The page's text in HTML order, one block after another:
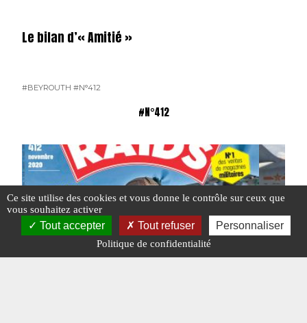
Le bilan d’« Amitié »
#BEYROUTH #N°412
#N°412
Ce site utilise des cookies et vous donne le contrôle sur ceux que
vous souhaitez activer
Tout accepter Tout refuser Personnaliser
Politique de confidentialité